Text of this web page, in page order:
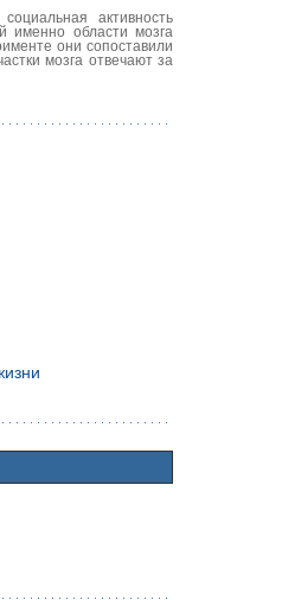
активность
именно области мозга
они сопоставили
мозга отвечают за